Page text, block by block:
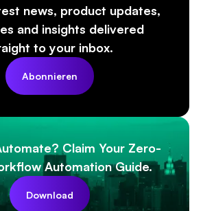
news, product updates,
and insights delivered
to your inbox.
Abonnieren
Claim Your Zero-
Automation Guide.
Download